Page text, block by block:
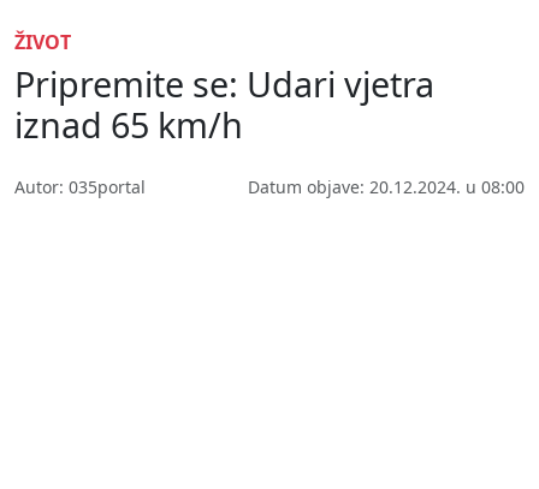
ŽIVOT
Pripremite se: Udari vjetra
iznad 65 km/h
Autor: 035portal Datum objave: 20.12.2024. u 08:00